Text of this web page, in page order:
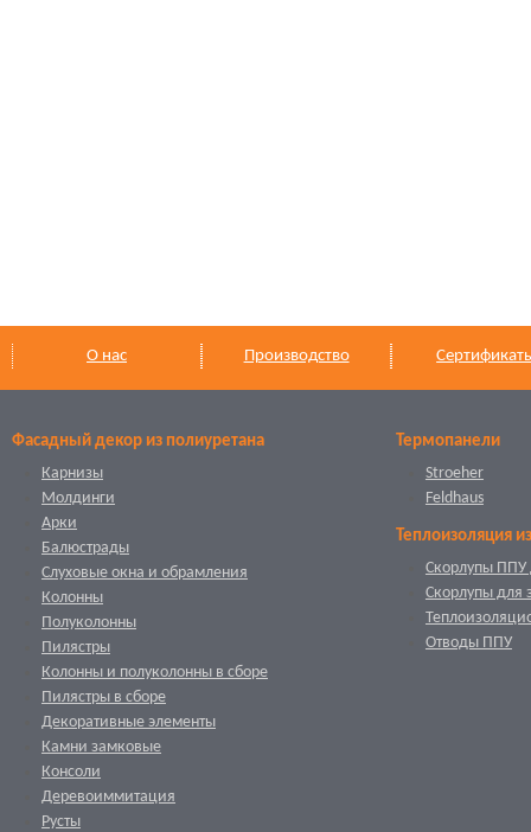
О нас Производство
Фасадный декор из полиуретана
Карнизы
Молдинги
Арки
Балюстрады
Слуховые окна и обрамления
Колонны
Полуколонны
Пилястры
Колонны и полуколонны в сборе
Пилястры в сборе
Декоративные элементы
Камни замковые
Консоли
Деревоиммитация
Русты
Термопанели
Stroeher
Feldhaus
Теплоизоляция
Скорлупы ППУ
Скорлупы для
Отводы ППУ